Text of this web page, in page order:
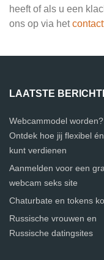
heeft of als u een
ons op via het
LAATSTE
Webcammodel worden?
Ontdek hoe jij flexibel
kunt verdienen
Aanmelden voor een
webcam seks site
Chaturbate en tokens
Russische vrouwen en
Russische datingsites